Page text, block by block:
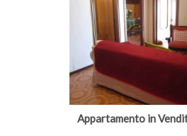
Appartamento in